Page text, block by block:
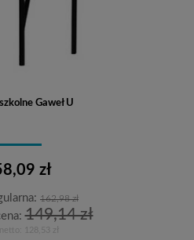
Gaweł U
zł
162,98 zł
149,14 zł
128,53 zł